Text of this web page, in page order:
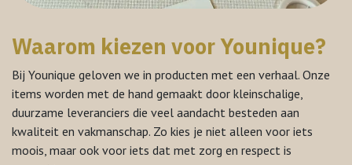
Waarom kiezen voor Younique?
Bij Younique geloven we in producten met een verhaal. Onze
items worden met de hand gemaakt door kleinschalige,
duurzame leveranciers die veel aandacht besteden aan
kwaliteit en vakmanschap. Zo kies je niet alleen voor iets
moois, maar ook voor iets dat met zorg en respect is